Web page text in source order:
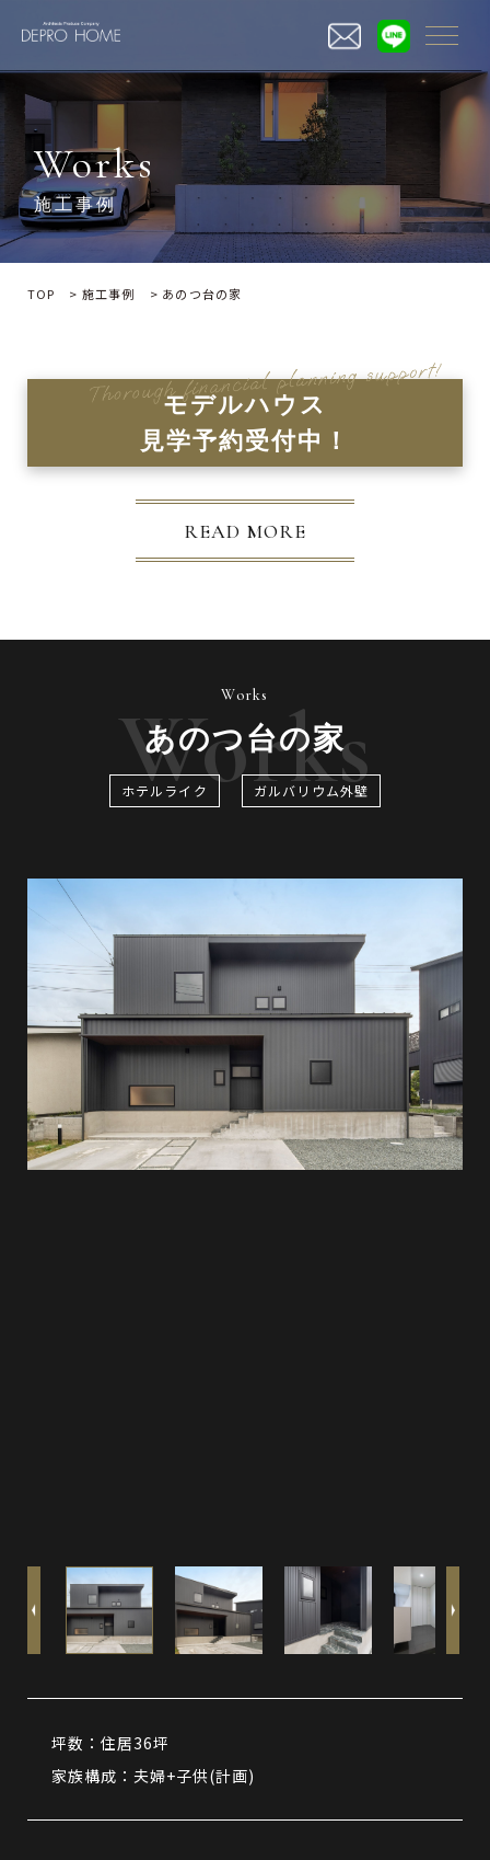
三重の注文住宅・デザイン住宅ならデプロホーム
Works
施工事例
TOP > 施工事例 > あのつ台の家
モデルハウス
見学予約受付中！
READ MORE
Works
Works
あのつ台の家
ホテルライク ガルバリウム外壁
坪数：住居36坪
家族構成：夫婦+子供(計画)